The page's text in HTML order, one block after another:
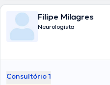
Filipe Milagres
Neurologista
Consultório 1